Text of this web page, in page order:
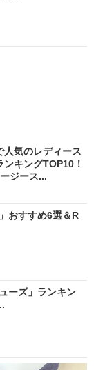
人気のレディース
ンキングTOP10！
ジース...
おすすめ6選＆R
ーズ」ランキン